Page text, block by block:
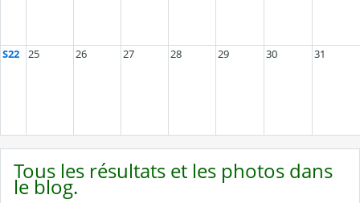
S22 25 26 27 28 29 30 31
Tous les résultats et les photos dans
le blog.